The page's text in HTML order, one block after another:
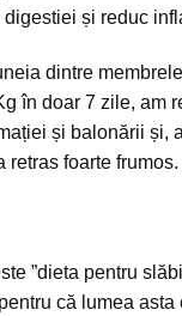
digestiei și reduc
dintre
în doar 7 zile, am
și balonării și,
retras foarte frumos.
”dieta pentru
că lumea asta